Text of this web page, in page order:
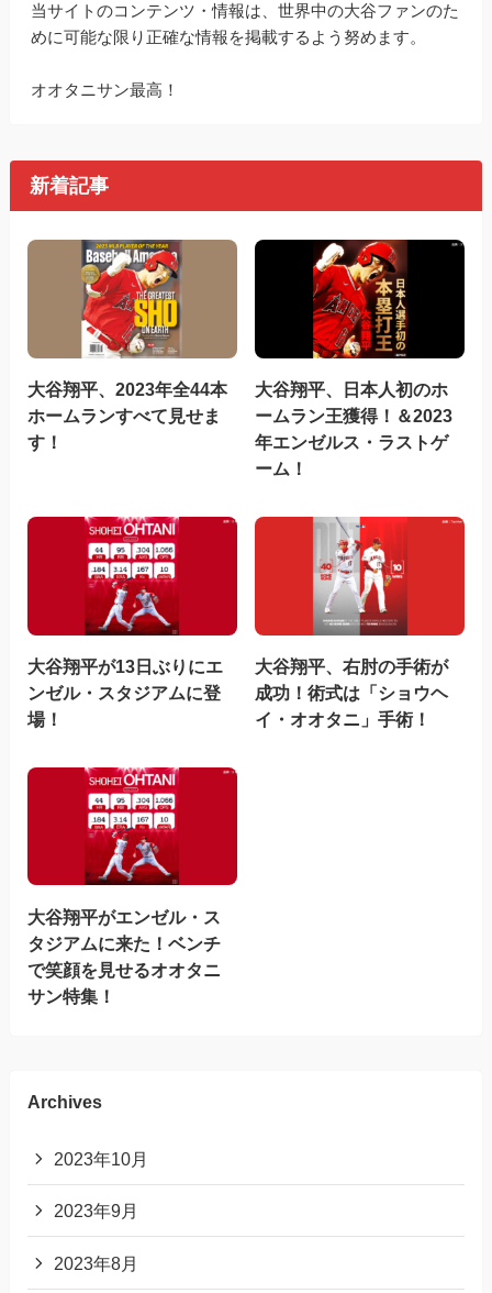
当サイトのコンテンツ・情報は、世界中の大谷ファンのた
めに可能な限り正確な情報を掲載するよう努めます。
オオタニサン最高！
新着記事
大谷翔平、2023年全44本
ホームランすべて見せま
す！
大谷翔平、日本人初のホ
ームラン王獲得！＆2023
年エンゼルス・ラストゲ
ーム！
大谷翔平が13日ぶりにエ
ンゼル・スタジアムに登
場！
大谷翔平、右肘の手術が
成功！術式は「ショウヘ
イ・オオタニ」手術！
大谷翔平がエンゼル・ス
タジアムに来た！ベンチ
で笑顔を見せるオオタニ
サン特集！
Archives
2023年10月
2023年9月
2023年8月